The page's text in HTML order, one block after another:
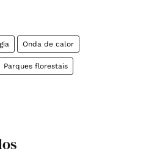
Onda de calor
Parques florestais